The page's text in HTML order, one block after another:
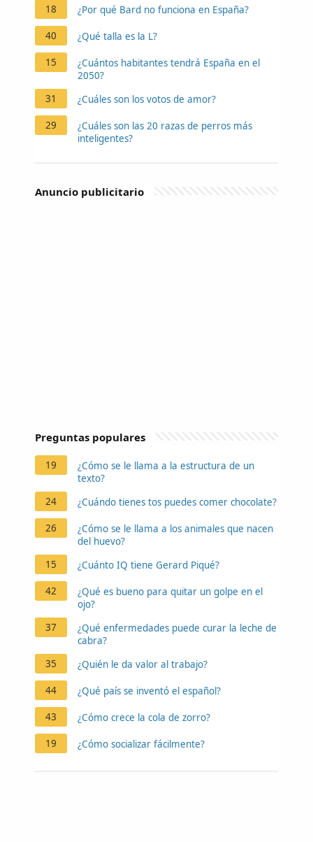
18 ¿Por qué Bard no funciona en España?
40 ¿Qué talla es la L?
15
¿Cuántos habitantes tendrá España en el
2050?
31
¿Cuáles son los votos de amor?
29
¿Cuáles son las 20 razas de perros más
inteligentes?
Anuncio publicitario
Preguntas populares
19
¿Cómo se le llama a la estructura de un
texto?
24
¿Cuándo tienes tos puedes comer chocolate?
26
¿Cómo se le llama a los animales que nacen
del huevo?
15
¿Cuánto IQ tiene Gerard Piqué?
42
¿Qué es bueno para quitar un golpe en el
ojo?
37
¿Qué enfermedades puede curar la leche de
cabra?
35
¿Quién le da valor al trabajo?
44 ¿Qué país se inventó el español?
43 ¿Cómo crece la cola de zorro?
19 ¿Cómo socializar fácilmente?